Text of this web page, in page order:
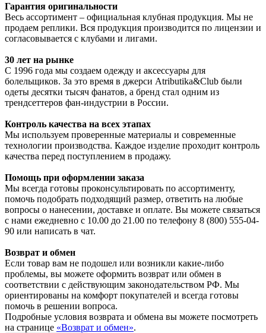
Гарантия оригинальности
Весь ассортимент – официальная клубная продукция. Мы не
продаем реплики. Вся продукция производится по лицензии и
согласовывается с клубами и лигами.
30 лет на рынке
С 1996 года мы создаем одежду и аксессуары для
болельщиков. За это время в джерси Atributika&Club были
одеты десятки тысяч фанатов, а бренд стал одним из
трендсеттеров фан-индустрии в России.
Контроль качества на всех этапах
Мы используем проверенные материалы и современные
технологии производства. Каждое изделие проходит контроль
качества перед поступлением в продажу.
Помощь при оформлении заказа
Мы всегда готовы проконсультировать по ассортименту,
помочь подобрать подходящий размер, ответить на любые
вопросы о нанесении, доставке и оплате. Вы можете связаться
с нами ежедневно с 10.00 до 21.00 по телефону 8 (800) 555-04-
90 или написать в чат.
Возврат и обмен
Если товар вам не подошел или возникли какие-либо
проблемы, вы можете оформить возврат или обмен в
соответствии с действующим законодательством РФ. Мы
ориентированы на комфорт покупателей и всегда готовы
помочь в решении вопроса.
Подробные условия возврата и обмена вы можете посмотреть
на странице «Возврат и обмен».